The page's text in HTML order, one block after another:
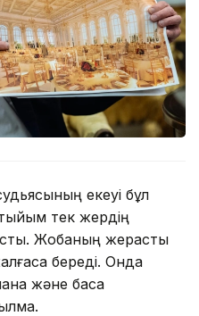
екеуі бұл
тек жердің
Жобаның жерасты
береді. Онда
және басқа